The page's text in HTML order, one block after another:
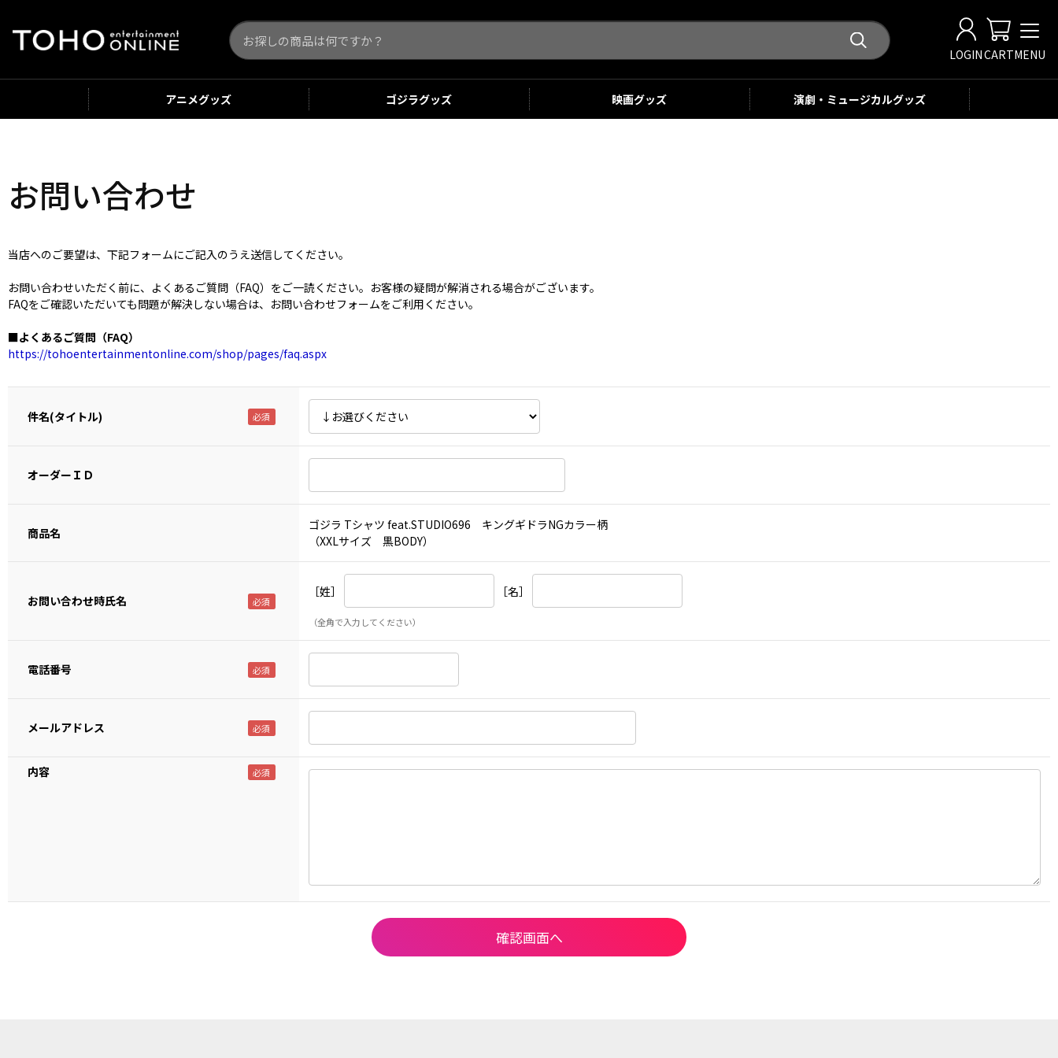
LOGINCARTMENU
アニメグッズ ゴジラグッズ 映画グッズ 演劇・ミュージカルグッズ
お問い合わせ
当店へのご要望は、下記フォームにご記入のうえ送信してください。
お問い合わせいただく前に、よくあるご質問（FAQ）をご一読ください。お客様の疑問が解消される場合がございます。
FAQをご確認いただいても問題が解決しない場合は、お問い合わせフォームをご利用ください。
■よくあるご質問（FAQ）
https://tohoentertainmentonline.com/shop/pages/faq.aspx
件名(タイトル)
オーダーＩＤ
商品名
ゴジラ Tシャツ feat.STUDIO696 キングギドラNGカラー柄
（XXLサイズ 黒BODY）
お問い合わせ時氏名
［姓］ ［名］
（全角で入力してください）
電話番号
メールアドレス
内容